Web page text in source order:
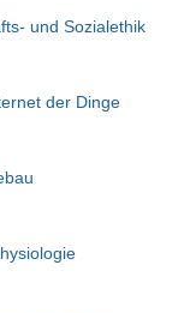
und Sozialethik
der Dinge